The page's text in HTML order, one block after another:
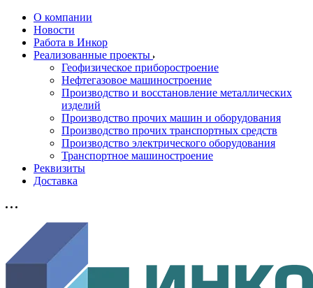
О компании
Новости
Работа в Инкор
Реализованные проекты
Геофизическое приборостроение
Нефтегазовое машиностроение
Производство и восстановление металлических
изделий
Производство прочих машин и оборудования
Производство прочих транспортных средств
Производство электрического оборудования
Транспортное машиностроение
Реквизиты
Доставка